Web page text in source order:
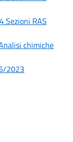
Sezioni RAS
chimiche
2023